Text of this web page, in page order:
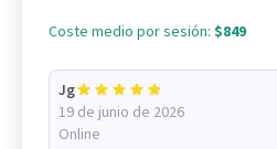
Coste medio por sesión: $849
Jg
19 de junio de 2026
Online